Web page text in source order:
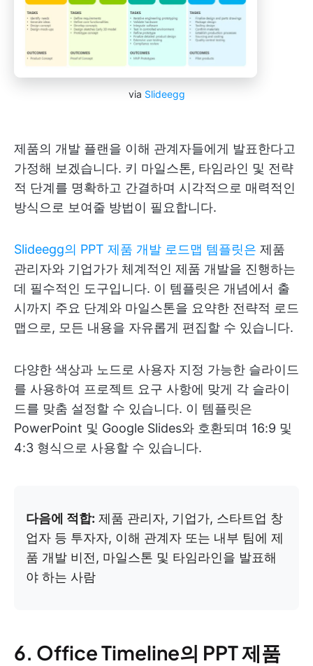
via Slideegg
제품의 개발 플랜을 이해 관계자들에게 발표한다고
가정해 보겠습니다. 키 마일스톤, 타임라인 및 전략
적 단계를 명확하고 간결하며 시각적으로 매력적인
방식으로 보여줄 방법이 필요합니다.
Slideegg의 PPT 제품 개발 로드맵 템플릿은 제품
관리자와 기업가가 체계적인 제품 개발을 진행하는
데 필수적인 도구입니다. 이 템플릿은 개념에서 출
시까지 주요 단계와 마일스톤을 요약한 전략적 로드
맵으로, 모든 내용을 자유롭게 편집할 수 있습니다.
다양한 색상과 노드로 사용자 지정 가능한 슬라이드
를 사용하여 프로젝트 요구 사항에 맞게 각 슬라이
드를 맞춤 설정할 수 있습니다. 이 템플릿은
PowerPoint 및 Google Slides와 호환되며 16:9 및
4:3 형식으로 사용할 수 있습니다.
다음에 적합: 제품 관리자, 기업가, 스타트업 창
업자 등 투자자, 이해 관계자 또는 내부 팀에 제
품 개발 비전, 마일스톤 및 타임라인을 발표해
야 하는 사람
6. Office Timeline의 PPT 제품